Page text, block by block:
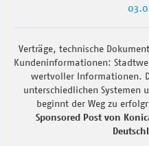
Verträge, technische
Kundeninformationen:
wertvoller Informationen.
unterschiedlichen Systemen
beginnt der Weg zu
Sponsored Post von